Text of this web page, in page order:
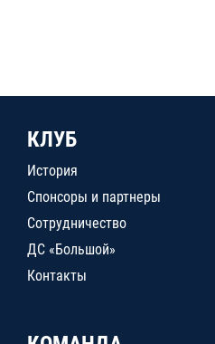
КЛУБ
История
Спонсоры и партнеры
Сотрудничество
ДС «Большой»
Контакты